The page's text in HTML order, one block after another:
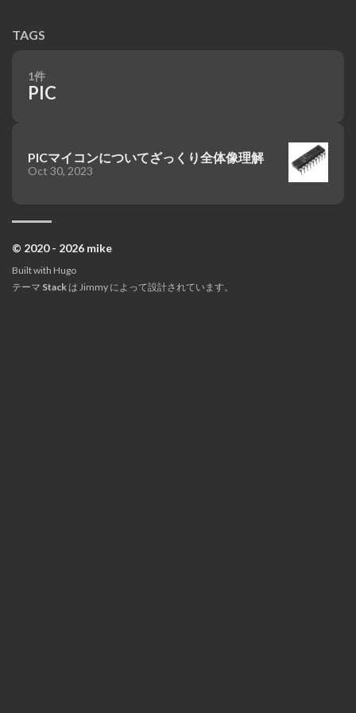
TAGS
1件
PIC
PICマイコンについてざっくり全体像理解
Oct 30, 2023
© 2020 - 2026 mike
Built with Hugo
テーマ Stack は Jimmy によって設計されています。